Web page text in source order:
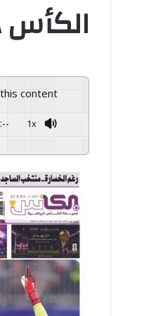
الكأس ٠٨ يوليو ٢٠٢٦
content
1x